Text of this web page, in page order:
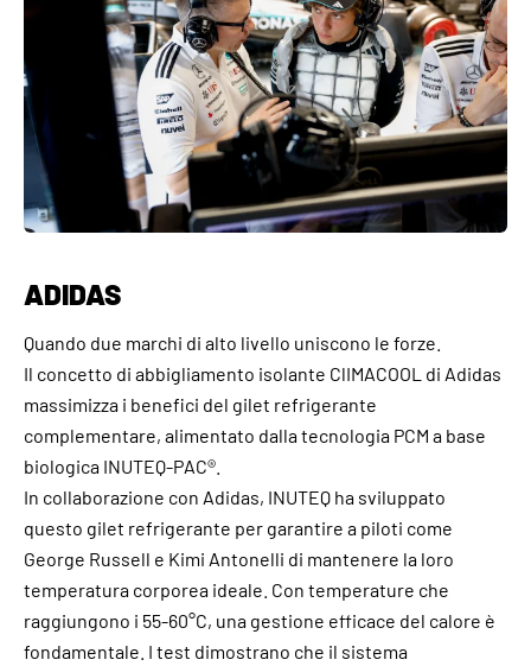
ADIDAS
Quando due marchi di alto livello uniscono le forze.
Il concetto di abbigliamento isolante ClIMACOOL di Adidas
massimizza i benefici del gilet refrigerante
complementare, alimentato dalla tecnologia PCM a base
biologica INUTEQ-PAC®.
In collaborazione con Adidas, INUTEQ ha sviluppato
questo gilet refrigerante per garantire a piloti come
George Russell e Kimi Antonelli di mantenere la loro
temperatura corporea ideale. Con temperature che
raggiungono i 55-60°C, una gestione efficace del calore è
fondamentale. I test dimostrano che il sistema